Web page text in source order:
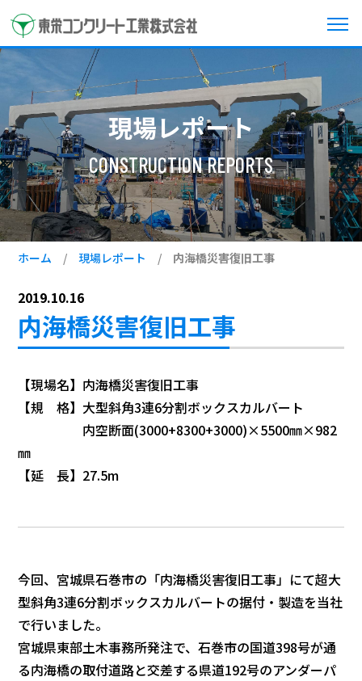
現場レポート
CONSTRUCTION REPORTS
ホーム /現場レポート / 内海橋災害復旧工事
2019.10.16
内海橋災害復旧工事
【現場名】内海橋災害復旧工事
【規 格】大型斜角3連6分割ボックスカルバート
内空断面(3000+8300+3000)×5500㎜×982
㎜
【延 長】27.5m
今回、宮城県石巻市の「内海橋災害復旧工事」にて超大
型斜角3連6分割ボックスカルバートの据付・製造を当社
で行いました。
宮城県東部土木事務所発注で、石巻市の国道398号が通
る内海橋の取付道路と交差する県道192号のアンダーパ